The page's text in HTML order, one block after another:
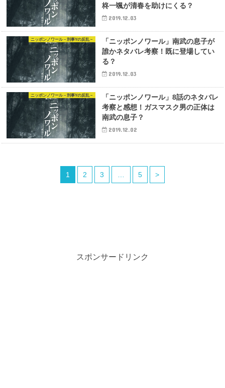
柊一颯が清春を助けにくる？
2019.12.03
ニッポンノワール－刑事Yの反乱－
「ニッポンノワール」南武の息子が
誰かネタバレ考察！既に登場してい
る？
2019.12.03
ニッポンノワール－刑事Yの反乱－
「ニッポンノワール」8話のネタバレ
考察と感想！ガスマスク男の正体は
南武の息子？
2019.12.02
1 2 3 … 5 >
スポンサードリンク